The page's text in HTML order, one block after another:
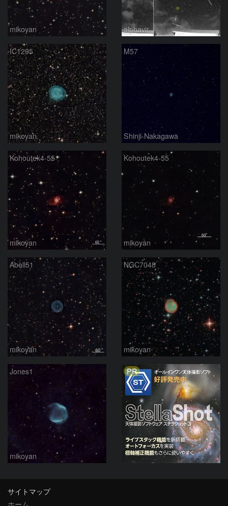
mikoyan alphavir
IC1295
mikoyan
M57
Shinji-Nakagawa
Kohoutek4-55
mikoyan
Kohoutek4-55
mikoyan
Abell51
mikoyan
NGC7048
mikoyan
Jones1
mikoyan
PR
サイトマップ